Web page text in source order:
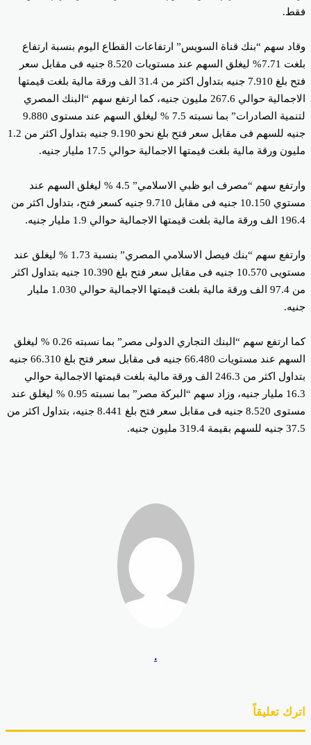
سهم “بنك قناة السويس” ارتفاعات القطاع اليوم بنسبة ارتفاع
بلغت 7.71% ليغلق السهم عند مستويات 8.520 جنيه فى مقابل سعر
فتح بلغ 7.910 جنيه بتداول اكثر من 31.4 الف ورقة مالية بلغت قيمتها
الاجمالية حوالي 267.6 مليون جنيه، كما ارتفع سهم “البنك المصري
لتنمية الصادرات” بما نسبته 7.5 % ليغلق السهم عند مستوى 9.880
جنيه للسهم فى مقابل سعر فتح بلغ نحو 9.190 جنيه بتداول اكثر من 1.2
ورقة مالية بلغت قيمتها الاجمالية حوالي 17.5 مليار جنيه.
وارتفع سهم “مصرف ابو ظبي الاسلامي” 4.5 % ليغلق السهم عند
مستوي 10.150 جنيه فى مقابل 9.710 جنيه كسعر فتح، بتداول اكثر من
قيمتها الاجمالية حوالي 1.9 مليار جنيه.
وارتفع سهم “بنك فيصل الاسلامي المصري” بنسبة 1.73 % ليغلق عند
مستويى 10.570 جنيه فى مقابل سعر فتح بلغ 10.390 جنيه بتداول اكثر
من 97.4 الف ورقة مالية بلغت قيمتها الاجمالية حوالي 1.030 مليار
كما ارتفع سهم “البنك التجاري الدولى مصر” بما نسبته 0.26 % ليغلق
السهم عند مستويات 66.480 جنيه فى مقابل سعر فتح بلغ 66.310 جنيه
بتداول اكثر من 246.3 الف ورقة مالية بلغت قيمتها الاجمالية حوالي
16.3 مليار جنيه، وزاد سهم “البركة مصر” بما نسبته 0.95 % ليغلق عند
مستوى 8.520 جنيه فى مقابل سعر فتح بلغ 8.441 جنيه، بتداول اكثر من
319.4 مليون جنيه.
تعليقاً